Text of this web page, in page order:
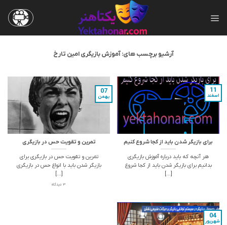
آرشیو برچسب های:آموزش بازیگری امین تارخ
برای بازیگر شدن باید از کجا شروع کنیم
هر آنچه که باید درباره آموزش بازیگری
بدانیم برای بازیگر شدن باید از کجا شروع
[...]
11
اسفند
تمرین و تقویت حس در بازیگری
تمرین و تقویت حس در بازیگری برای
بازیگر شدن باید با انواع حس در بازیگری
[...]
3 دیدگاه
07
بهمن
04
شهریور